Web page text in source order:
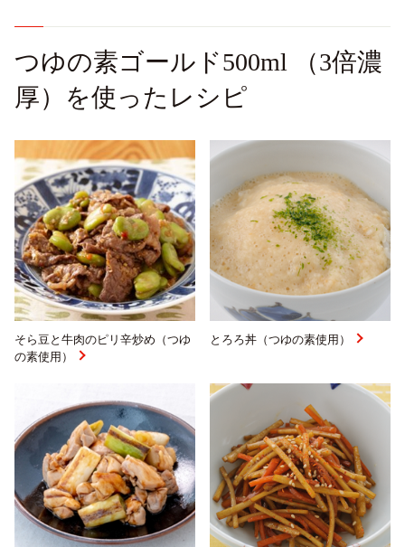
つゆの素ゴールド500ml （3倍濃
厚）を使ったレシピ
そら豆と牛肉のピリ辛炒め（つゆ
の素使用）
とろろ丼（つゆの素使用）